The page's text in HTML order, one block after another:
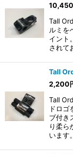
10,450
Tall
ルミを
イント
されて
Tall
2,200
Tall
ドロ
ブ付き
り柔ら
います。